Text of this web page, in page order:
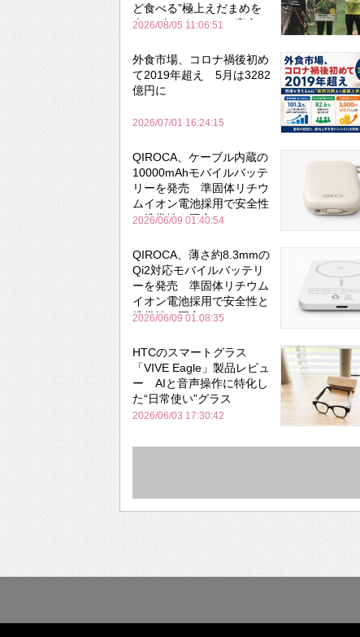
ど食べる”極上えだまめを
森のビアガーデンで実食
2026/08/05 11:06:51
外食市場、コロナ禍後初め
て2019年超え 5月は3282
億円に
2026/07/01 16:24:15
QIROCA、ケーブル内蔵の
10000mAhモバイルバッテ
リーを発売 準固体リチウ
ムイオン電池採用で安全性
と携帯性を両立
2026/06/09 01:40:54
QIROCA、薄さ約8.3mmの
Qi2対応モバイルバッテリ
ーを発売 準固体リチウム
イオン電池採用で安全性と
携帯性を両立
2026/06/09 01:08:35
HTCのスマートグラス
「VIVE Eagle」製品レビュ
ー AIと音声操作に特化し
た“日常使い”グラス
2026/06/03 17:30:42